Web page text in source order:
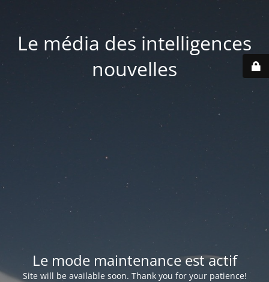
Le média des intelligences
nouvelles
Le mode maintenance est actif
Site will be available soon. Thank you for your patience!